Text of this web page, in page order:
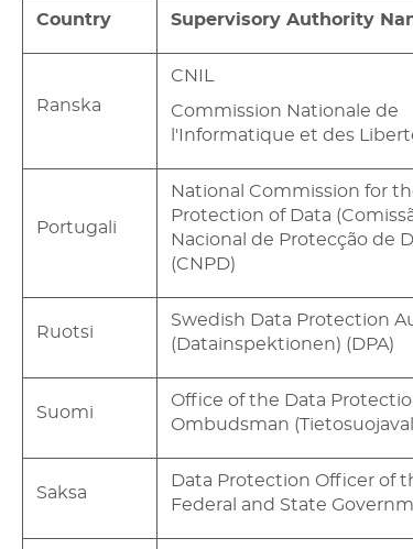
Country Supervisory Authority
Ranska
CNIL
Commission Nationale de
l'Informatique et des
Portugali
National Commission for
Protection of Data
Nacional de Protecção de
(CNPD)
Ruotsi
Swedish Data Protection
(Datainspektionen) (DPA)
Suomi
Office of the Data
Ombudsman
Saksa
Data Protection Officer of
Federal and State